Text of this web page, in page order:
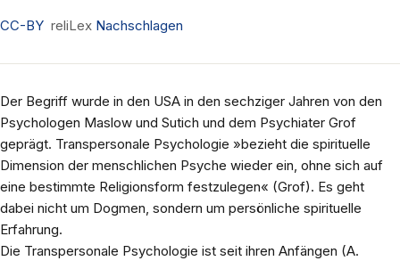
CC-BY reliLex Nachschlagen
Der Begriff wurde in den USA in den sechziger Jahren von den
Psychologen Maslow und Sutich und dem Psychiater Grof
geprägt. Transpersonale Psychologie »bezieht die spirituelle
Dimension der menschlichen Psyche wieder ein, ohne sich auf
eine bestimmte Religionsform festzulegen« (Grof). Es geht
dabei nicht um Dogmen, sondern um persönliche spirituelle
Erfahrung.
Die Transpersonale Psychologie ist seit ihren Anfängen (A.